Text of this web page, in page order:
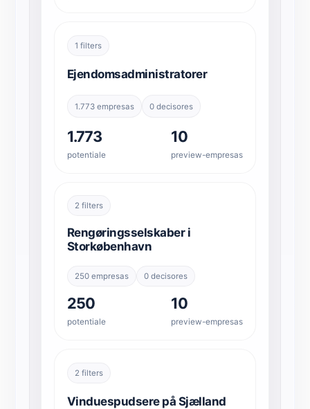
1 filters
Ejendomsadministratorer
1.773 empresas 0 decisores
1.773
potentiale
10
preview-empresas
2 filters
Rengøringsselskaber i
Storkøbenhavn
250 empresas 0 decisores
250
potentiale
10
preview-empresas
2 filters
Vinduespudsere på Sjælland